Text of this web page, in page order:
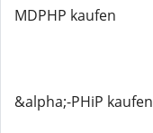
MDPHP kaufen
&alpha;-PHiP kaufen